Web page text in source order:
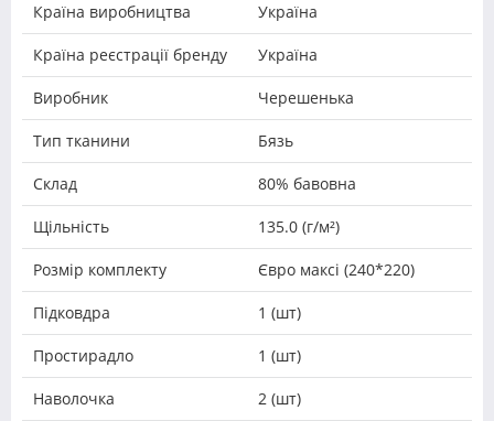
Країна виробництва Україна
Країна реєстрації бренду Україна
Виробник Черешенька
Тип тканини Бязь
Склад 80% бавовна
Щільність 135.0 (г/м²)
Розмір комплекту Євро максі (240*220)
Підковдра 1 (шт)
Простирадло 1 (шт)
Наволочка 2 (шт)